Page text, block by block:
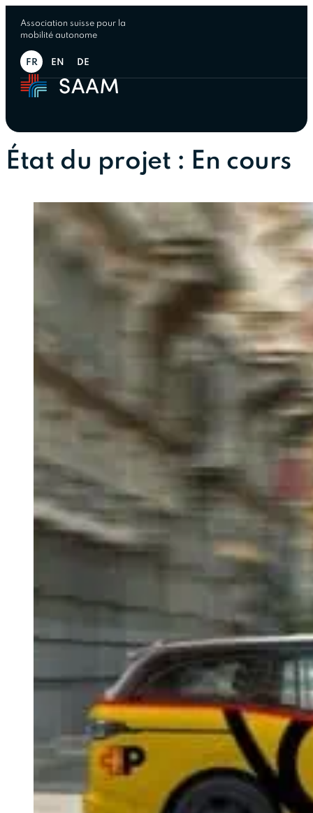
Association suisse pour la
mobilité autonome
FR EN DE
État du projet : En cours